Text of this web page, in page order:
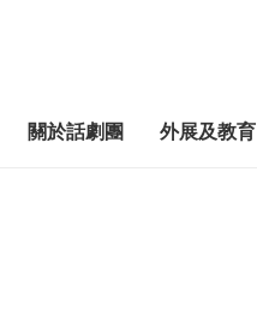
關於話劇團 外展及教育